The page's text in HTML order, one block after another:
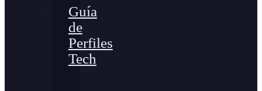
Guía
de
Perfiles
Tech